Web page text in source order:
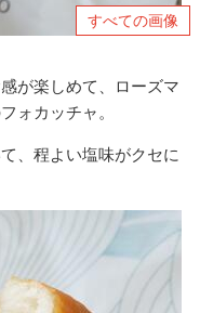
すべての画像
が楽しめて、ローズマ
ォカッチャ。
、程よい塩味がクセに